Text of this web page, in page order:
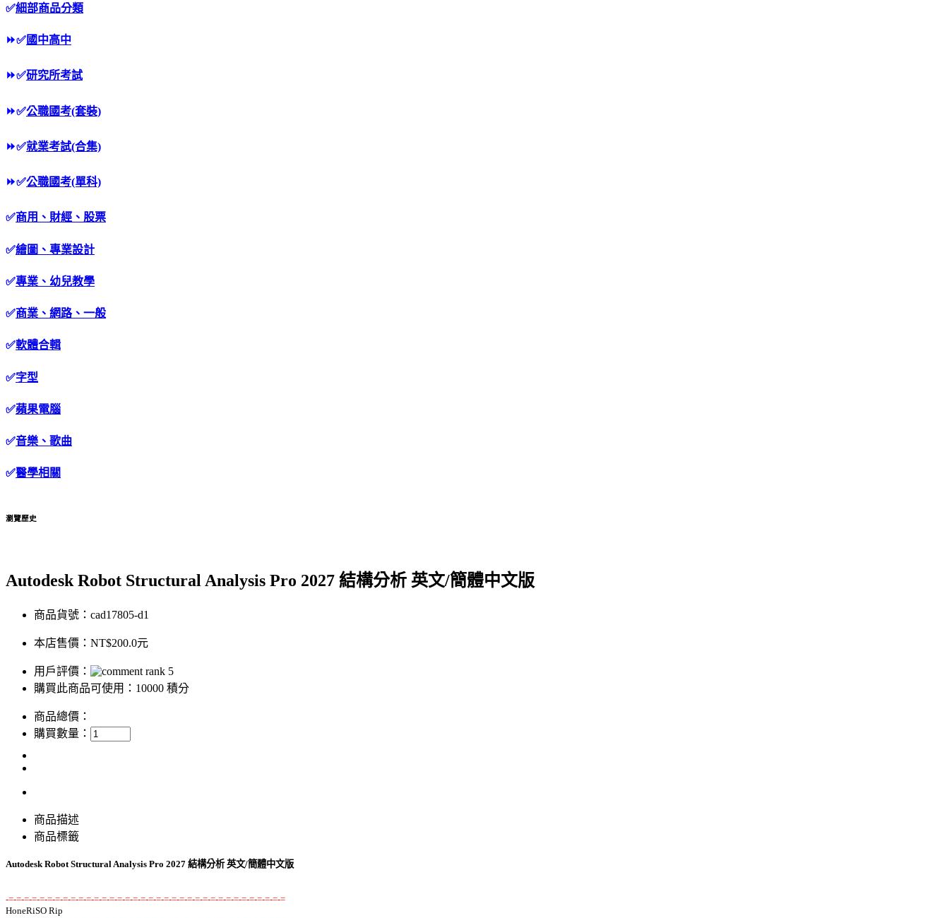
✅細部商品分類
⏩✅國中高中
⏩✅研究所考試
⏩✅公職國考(套裝)
⏩✅就業考試(合集)
⏩✅公職國考(單科)
✅商用、財經、股票
✅繪圖、專業設計
✅專業、幼兒教學
✅商業、網路、一般
✅軟體合輯
✅字型
✅蘋果電腦
✅音樂、歌曲
✅醫學相關
瀏覽歷史
Autodesk Robot Structural Analysis Pro 2027 結構分析 英文/簡體中文版
商品貨號：cad17805-d1
本店售價： NT$200.0元
用戶評價：
購買此商品可使用：10000 積分
商品總價：
購買數量：
商品描述
商品標籤
Autodesk Robot Structural Analysis Pro 2027 結構分析 英文/簡體中文版
-=-=-=-=-=-=-=-=-=-=-=-=-=-=-=-=-=-=-=-=-=-=-=-=-=-=-=-=-=-=-=-=-=-=-=-=